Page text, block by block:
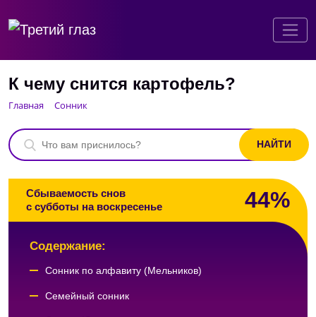
К чему снится картофель?
Главная Сонник
Сбываемость снов
с субботы на воскресенье
44%
Содержание:
Сонник по алфавиту (Мельников)
Семейный сонник